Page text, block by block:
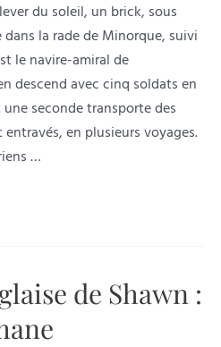
du soleil, un brick, sous
la rade de Minorque, suivi
le navire-amiral de
descend avec cinq soldats en
seconde transporte des
en plusieurs voyages.
…
de Shawn :